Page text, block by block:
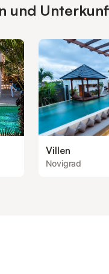
und
Villen
Novigrad